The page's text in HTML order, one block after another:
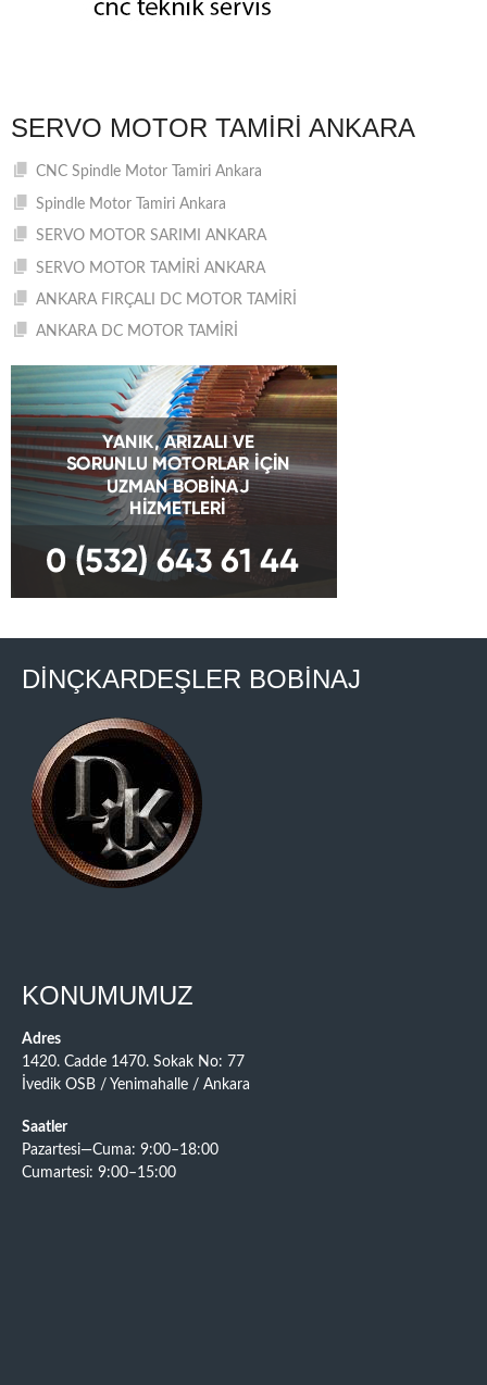
SERVO MOTOR TAMIRI ANKARA
CNC Spindle Motor Tamiri Ankara
Spindle Motor Tamiri Ankara
SERVO MOTOR SARIMI ANKARA
SERVO MOTOR TAMİRİ ANKARA
ANKARA FIRÇALI DC MOTOR TAMİRİ
ANKARA DC MOTOR TAMİRİ
DİNÇKARDEŞLER BOBİNAJ
KONUMUMUZ
Adres
1420. Cadde 1470. Sokak No: 77
İvedik OSB / Yenimahalle / Ankara
Saatler
Pazartesi—Cuma: 9:00–18:00
Cumartesi: 9:00–15:00